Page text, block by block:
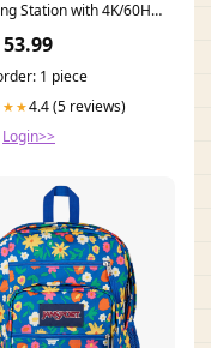
Station with 4K/60Hz
Tab S10 Plus
53.99
1 piece
4.4 (5 reviews)
Login>>